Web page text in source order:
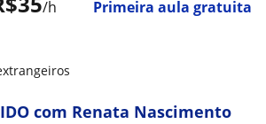
/h Primeira aula gratuita
com Renata Nascimento